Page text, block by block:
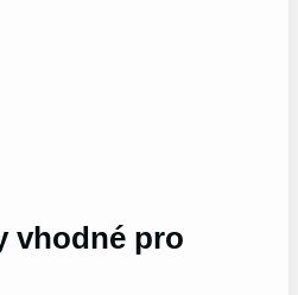
vhodné pro